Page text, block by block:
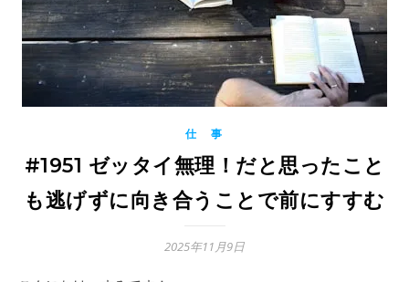
仕 事
#1951 ゼッタイ無理！だと思ったこと
も逃げずに向き合うことで前にすすむ
2025年11月9日